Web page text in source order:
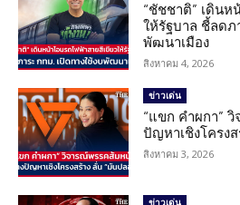
“ชัชชาติ” เดินห
ให้รัฐบาล ชี้ลดภ
พัฒนาเมือง
สิงหาคม 4, 2026
ข่าวเด่น
“แขก คำผกา”
ปัญหาเชิงโครง
สิงหาคม 3, 2026
ข่าวเด่น